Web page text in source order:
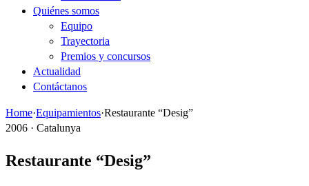
Quiénes somos
Equipo
Trayectoria
Premios y concursos
Actualidad
Contáctanos
Home·Equipamientos·Restaurante “Desig”
2006 · Catalunya
Restaurante “Desig”